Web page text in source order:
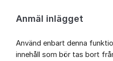
Anmäl inlägget
Använd enbart denna
innehåll som bör tas bort